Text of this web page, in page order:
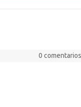
0 comentarios